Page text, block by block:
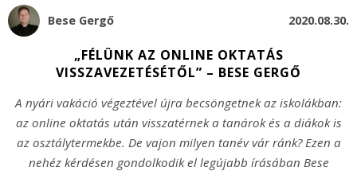
Bese Gergő 2020.08.30.
„FÉLÜNK AZ ONLINE OKTATÁS
VISSZAVEZETÉSÉTŐL” – BESE GERGŐ
A nyári vakáció végeztével újra becsöngetnek az iskolákban:
az online oktatás után visszatérnek a tanárok és a diákok is
az osztálytermekbe. De vajon milyen tanév vár ránk? Ezen a
nehéz kérdésen gondolkodik el legújabb írásában Bese